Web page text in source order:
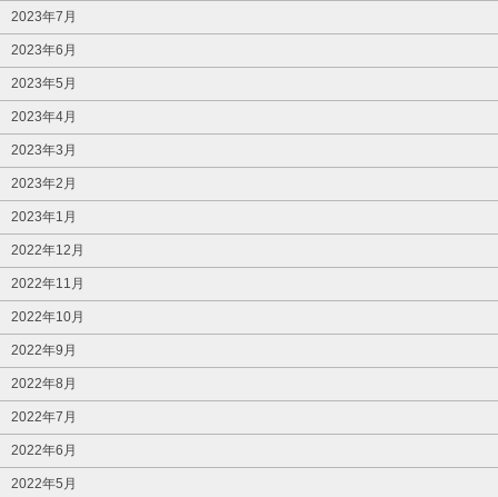
2023年7月
2023年6月
2023年5月
2023年4月
2023年3月
2023年2月
2023年1月
2022年12月
2022年11月
2022年10月
2022年9月
2022年8月
2022年7月
2022年6月
2022年5月